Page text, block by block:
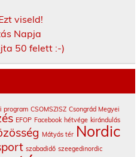
viseld!
Napja
50 felett :-)
program CSOMSZISZ Csongrád Megyei
EFOP Facebook hétvége kirándulás
Mátyás tér Nordic
szabadidő szeegedinordic